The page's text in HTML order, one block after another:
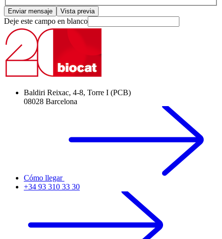
Deje este campo en blanco
Baldiri Reixac, 4-8, Torre I (PCB)
08028 Barcelona
Cómo llegar
+34 93 310 33 30